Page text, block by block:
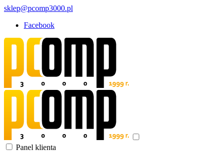
sklep@pcomp3000.pl
Facebook
Panel klienta